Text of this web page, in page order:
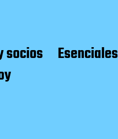
socios Esenciales